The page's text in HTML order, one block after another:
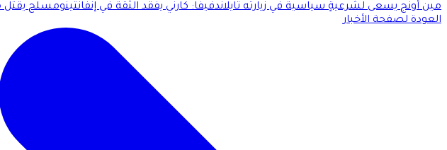
مين أونج يسعى لشرعيةٍ سياسية في زيارته تايلاندفيفا: كارني يفقد الثقة في إنفانتينومسلح يقتل
العودة لصفحة الأخبار